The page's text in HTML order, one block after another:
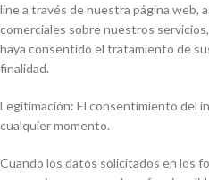
line a través de nuestra página web,
comerciales sobre nuestros
haya consentido el tratamiento de
finalidad.
Legitimación: El consentimiento del
cualquier momento.
Cuando los datos solicitados en los